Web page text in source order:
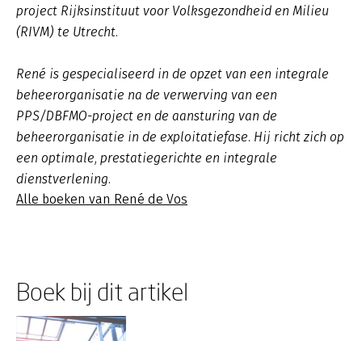
project Rijksinstituut voor Volksgezondheid en Milieu
(RIVM) te Utrecht.
René is gespecialiseerd in de opzet van een integrale
beheerorganisatie na de verwerving van een
PPS/DBFMO-project en de aansturing van de
beheerorganisatie in de exploitatiefase. Hij richt zich op
een optimale, prestatiegerichte en integrale
dienstverlening.
Alle boeken van René de Vos
Boek bij dit artikel